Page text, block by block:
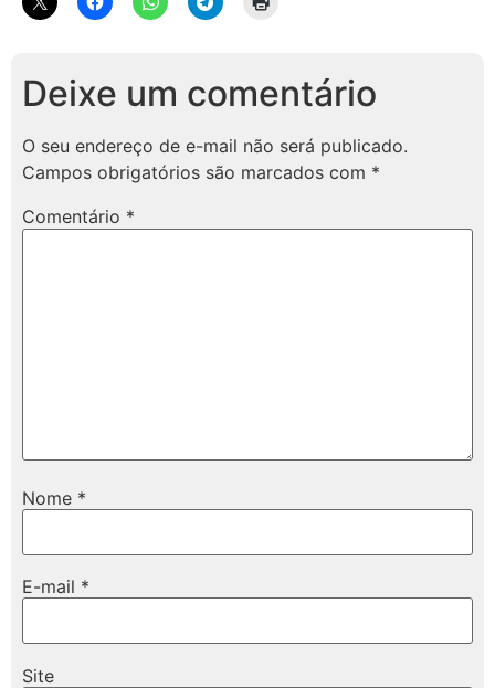
Deixe um comentário
O seu endereço de e-mail não será publicado.
Campos obrigatórios são marcados com *
Comentário *
Nome *
E-mail *
Site